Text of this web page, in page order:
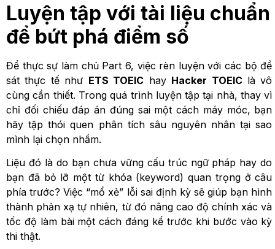
Luyện tập với tài liệu chuẩn
để bứt phá điểm số
Để thực sự làm chủ Part 6, việc rèn luyện với các bộ đề
sát thực tế như ETS TOEIC hay Hacker TOEIClà vô
cùng cần thiết. Trong quá trình luyện tập tại nhà, thay vì
chỉ đối chiếu đáp án đúng sai một cách máy móc, bạn
hãy tập thói quen phân tích sâu nguyên nhân tại sao
mình lại chọn nhầm.
Liệu đó là do bạn chưa vững cấu trúc ngữ pháp hay do
bạn đã bỏ lỡ một từ khóa (keyword) quan trọng ở câu
phía trước? Việc “mổ xẻ” lỗi sai định kỳ sẽ giúp bạn hình
thành phản xạ tự nhiên, từ đó nâng cao độ chính xác và
tốc độ làm bài một cách đáng kể trước khi bước vào kỳ
thi thật.